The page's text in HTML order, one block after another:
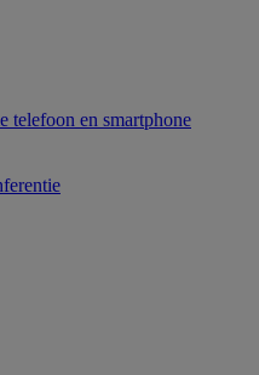
telefoon en smartphone